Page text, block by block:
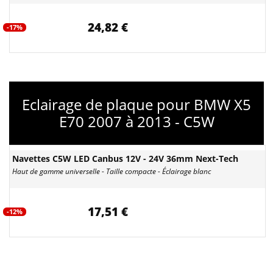
-17% 24,82 €
Eclairage de plaque pour BMW X5
E70 2007 à 2013 - C5W
Navettes C5W LED Canbus 12V - 24V 36mm Next-Tech
Haut de gamme universelle - Taille compacte - Éclairage blanc
-12% 17,51 €